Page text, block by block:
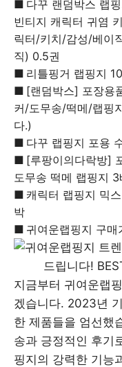
다꾸 랜덤박스 랩
빈티지 캐릭터 귀염
릭터/키치/감성/베이
직) 0.5권
리틀핑거 랩핑지
[랜덤박스] 포장용
커/도무송/떡메/랩핑
다.)
다꾸 랩핑지 포용
[루팡이의다락방]
도무송 떡메 랩핑지
캐릭터 랩핑지 믹
박
귀여운랩핑지 구매
지금부터 귀여운랩
겠습니다. 2023년
한 제품들을 엄선했
송과 긍정적인 후기
핑지의 강력한 기능